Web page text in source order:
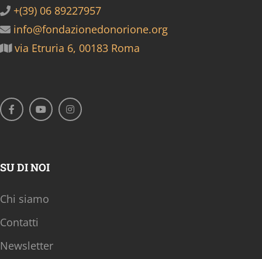
+(39) 06 89227957
info@fondazionedonorione.org
via Etruria 6, 00183 Roma
SU DI NOI
Chi siamo
Contatti
Newsletter